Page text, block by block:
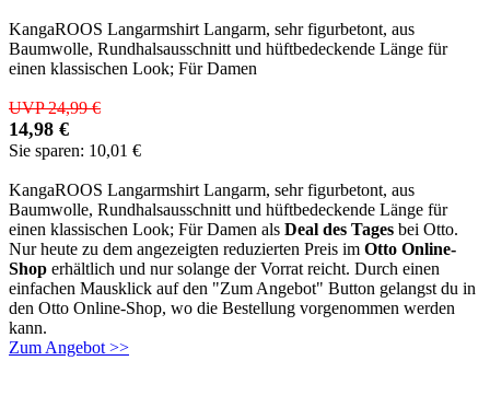
KangaROOS Langarmshirt Langarm, sehr figurbetont, aus
Baumwolle, Rundhalsausschnitt und hüftbedeckende Länge für
einen klassischen Look; Für Damen
UVP 24,99 €
14,98 €
Sie sparen: 10,01 €
KangaROOS Langarmshirt Langarm, sehr figurbetont, aus
Baumwolle, Rundhalsausschnitt und hüftbedeckende Länge für
einen klassischen Look; Für Damen als Deal des Tages bei Otto.
Nur heute zu dem angezeigten reduzierten Preis im Otto Online-
Shop erhältlich und nur solange der Vorrat reicht. Durch einen
einfachen Mausklick auf den "Zum Angebot" Button gelangst du in
den Otto Online-Shop, wo die Bestellung vorgenommen werden
kann.
Zum Angebot >>